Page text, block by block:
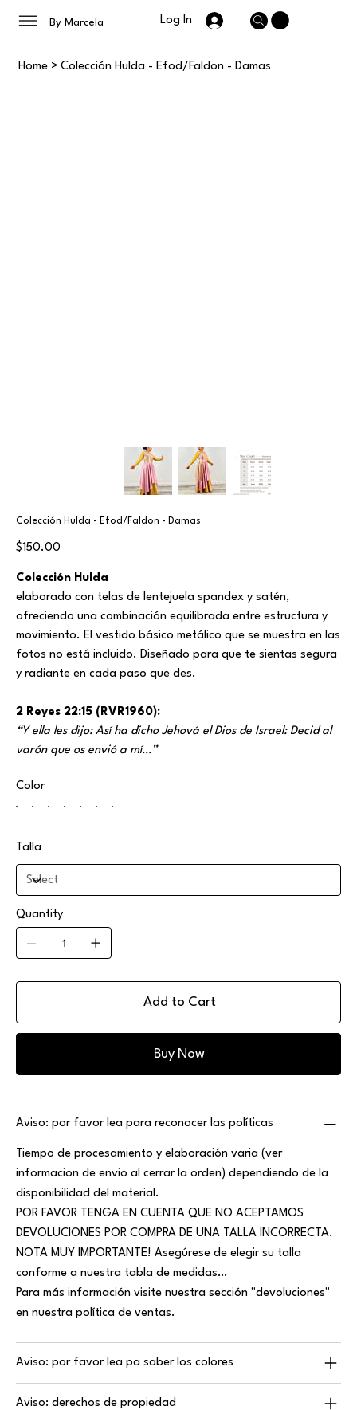
By Marcela Log In
Home > Colección Hulda - Efod/Faldon - Damas
Colección Hulda - Efod/Faldon - Damas
Price
$150.00
Colección Hulda
elaborado con telas de lentejuela spandex y satén,
ofreciendo una combinación equilibrada entre estructura y
movimiento. El vestido básico metálico que se muestra en las
fotos no está incluido. Diseñado para que te sientas segura
y radiante en cada paso que des.
2 Reyes 22:15 (RVR1960):
“Y ella les dijo: Así ha dicho Jehová el Dios de Israel: Decid al
varón que os envió a mí…”
Color
Talla
Quantity
Add to Cart
Buy Now
Aviso: por favor lea para reconocer las políticas
Tiempo de procesamiento y elaboración varia (ver
informacion de envio al cerrar la orden) dependiendo de la
disponibilidad del material.
POR FAVOR TENGA EN CUENTA QUE NO ACEPTAMOS
DEVOLUCIONES POR COMPRA DE UNA TALLA INCORRECTA.
NOTA MUY IMPORTANTE! Asegúrese de elegir su talla
conforme a nuestra tabla de medidas…
Para más información visite nuestra sección "devoluciones"
en nuestra política de ventas.
Aviso: por favor lea pa saber los colores
Aviso: derechos de propiedad